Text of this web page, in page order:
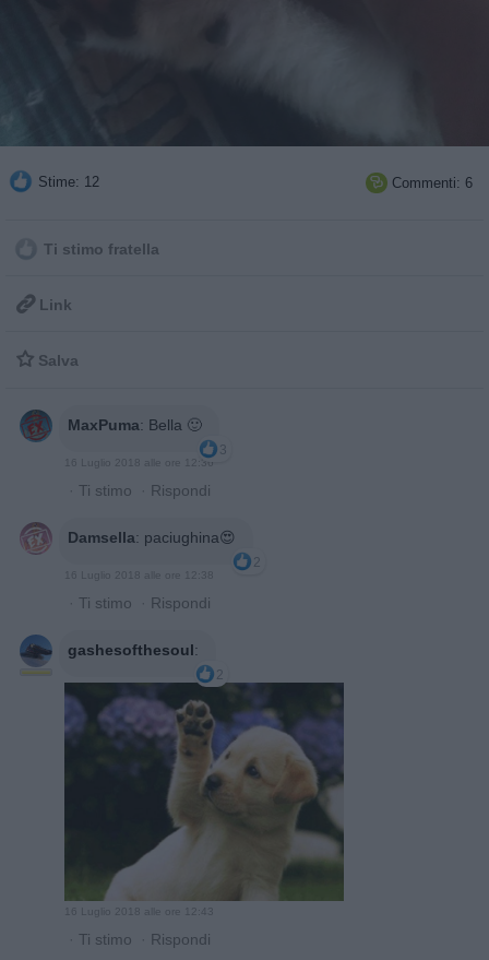
Stime: 12  Commenti: 6
Ti stimo fratella
 Link
 Salva
MaxPuma: Bella 🙂
3
16 Luglio 2018 alle ore 12:36
· Ti stimo · Rispondi
Damsella: paciughina😍
2
16 Luglio 2018 alle ore 12:38
· Ti stimo · Rispondi
gashesofthesoul:
2
· Ti stimo · Rispondi